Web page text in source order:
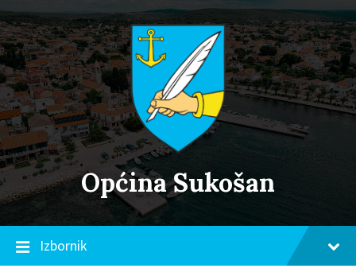
Skip
to
content
Skip
to
main
navigation
Skip
to
footer
Općina Sukošan
Izbornik